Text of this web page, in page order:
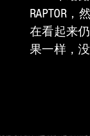
RAPTOR
在看起来
果一样，